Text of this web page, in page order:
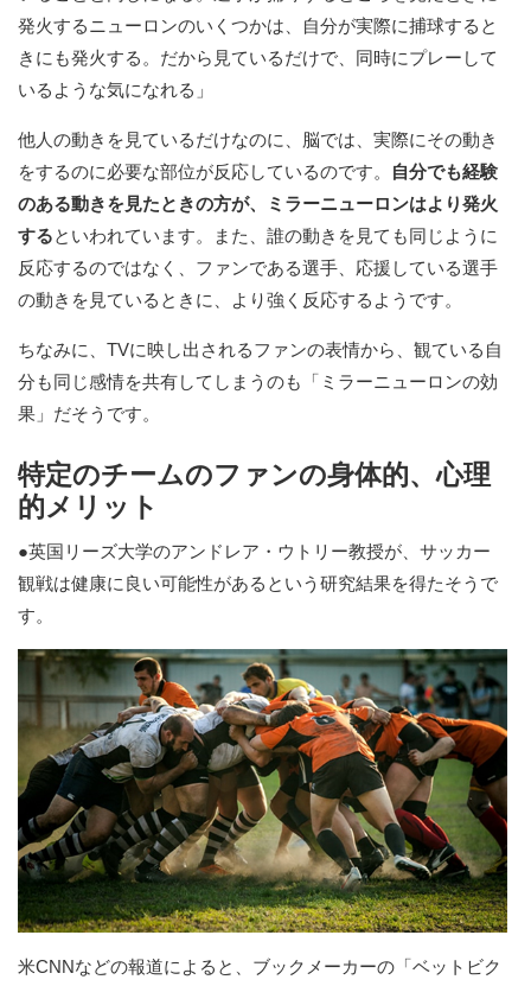
発火するニューロンのいくつかは、自分が実際に捕球すると
きにも発火する。だから見ているだけで、同時にプレーして
いるような気になれる」
他人の動きを見ているだけなのに、脳では、実際にその動き
をするのに必要な部位が反応しているのです。
自分でも経験
のある動きを見たときの方が、ミラーニューロンはより発火
するといわれています。また、誰の動きを見ても同じように
反応するのではなく、ファンである選手、応援している選手
の動きを見ているときに、より強く反応するようです。
ちなみに、TVに映し出されるファンの表情から、観ている自
分も同じ感情を共有してしまうのも「ミラーニューロンの効
果」だそうです。
特定のチームのファンの身体的、心理
的メリット
●英国リーズ大学のアンドレア・ウトリー教授が、サッカー
観戦は健康に良い可能性があるという研究結果を得たそうで
す。
米CNNなどの報道によると、ブックメーカーの「ベットビク